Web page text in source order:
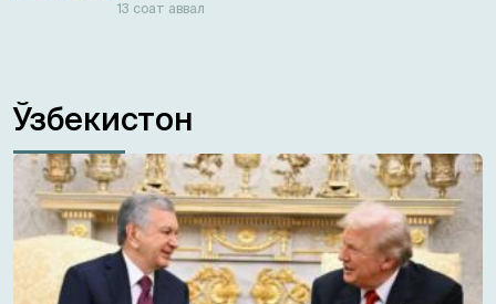
13 соат аввал
Ўзбекистон